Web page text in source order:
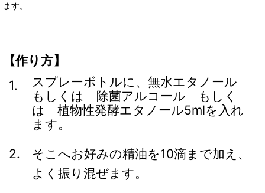
ます。
【作り方】
1.
スプレーボトルに、無水エタノール
もしくは 除菌アルコール もしく
は 植物性発酵エタノール5mlを入れ
ます。
2.
そこへお好みの精油を10滴まで加え、
よく振り混ぜます。